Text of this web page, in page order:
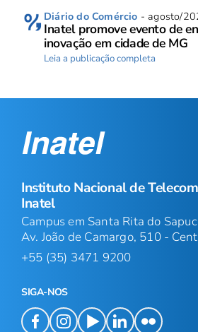
Diário do Comércio - agosto/
Inatel promove evento de
inovação em cidade de MG
Leia a publicação completa
Instituto Nacional de
Inatel
Campus em Santa Rita do
Av. João de Camargo, 510 -
+55 (35) 3471 9200
SIGA-NOS